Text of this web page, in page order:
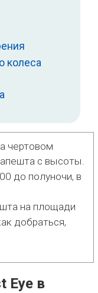
колеса
чертовом
с высоты.
до полуночи, в
на площади
добраться,
Eye в